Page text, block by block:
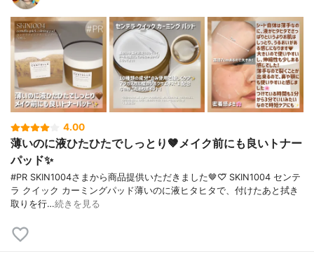
4.00
薄いのに液ひたひたでしっとり🤎メイク前にも良いトナー
パッド✨️
#PR SKIN1004さまから商品提供いただきました🤎♡⃛ SKIN1004 センテ
ラ クイック カーミングパッド薄いのに液ヒタヒタで、付けたあと拭き
取りを行…続きを見る